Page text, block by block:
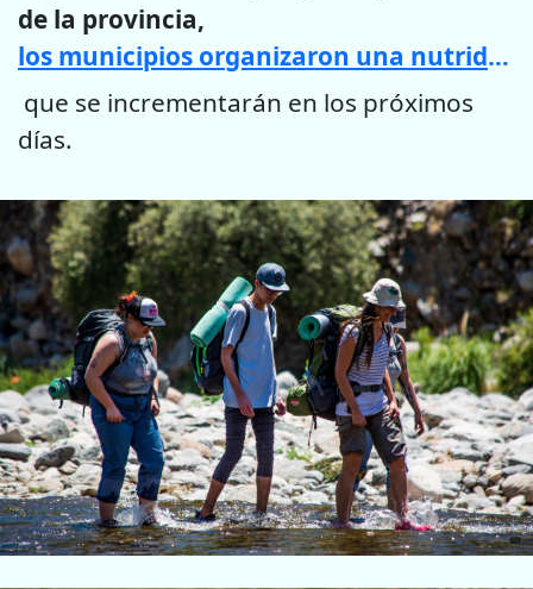
de la provincia,
los municipios organizaron una nutrida agenda de actividades
que se incrementarán en los próximos
días.